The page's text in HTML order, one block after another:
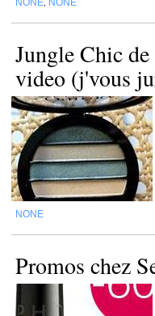
NONE NONE
Jungle Chic
video (j'vous
NONE
Promos chez